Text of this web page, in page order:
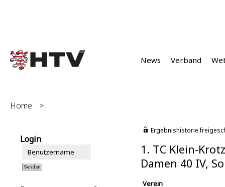
News Verband
Home >
Login
Ergebnishistorie
1. TC Klein-
Damen 40 IV,
Verein